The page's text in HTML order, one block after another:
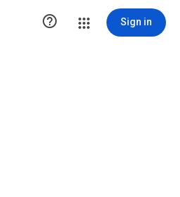
 Sign in